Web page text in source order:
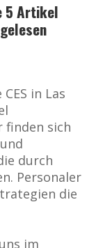
5 Artikel
in Las
finden sich
durch
Personaler
die
im